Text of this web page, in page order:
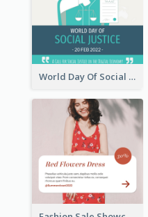
World Day Of Social Justice Instagram Post